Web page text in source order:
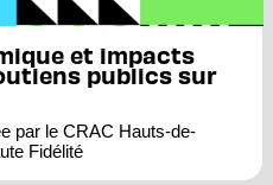
et impacts
publics sur
par le CRAC Hauts-de-
Fidélité